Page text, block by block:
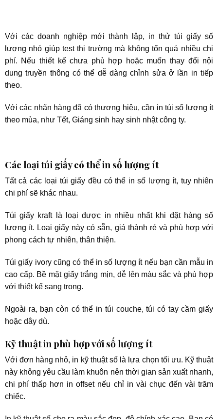
Với các doanh nghiệp mới thành lập, in thử túi giấy số
lượng nhỏ giúp test thị trường mà không tốn quá nhiều chi
phí. Nếu thiết kế chưa phù hợp hoặc muốn thay đổi nội
dung truyền thông có thể dễ dàng chỉnh sửa ở lần in tiếp
theo.
Với các nhãn hàng đã có thương hiệu, cần in túi số lượng ít
theo mùa, như Tết, Giáng sinh hay sinh nhật công ty.
Các loại túi giấy có thể in số lượng ít
Tất cả các loại túi giấy đều có thể in số lượng ít, tuy nhiên
chi phí sẽ khác nhau.
Túi giấy kraft là loại được in nhiều nhất khi đặt hàng số
lượng ít. Loại giấy này có sẵn, giá thành rẻ và phù hợp với
phong cách tự nhiên, thân thiện.
Túi giấy ivory cũng có thể in số lượng ít nếu bạn cần mẫu in
cao cấp. Bề mặt giấy trắng mịn, dễ lên màu sắc và phù hợp
với thiết kế sang trọng.
Ngoài ra, bạn còn có thể in túi couche, túi có tay cầm giấy
hoặc dây dù.
Kỹ thuật in phù hợp với số lượng ít
Với đơn hàng nhỏ, in kỹ thuật số là lựa chọn tối ưu. Kỹ thuật
này không yêu cầu làm khuôn nên thời gian sản xuất nhanh,
chi phí thấp hơn in offset nếu chỉ in vài chục đến vài trăm
chiếc.